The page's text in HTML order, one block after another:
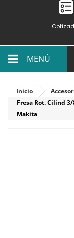
MENÚ
Inicio
Fresa Rot. Cilind
Makita